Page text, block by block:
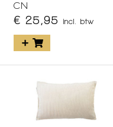
CN
€ 25,95 incl. btw